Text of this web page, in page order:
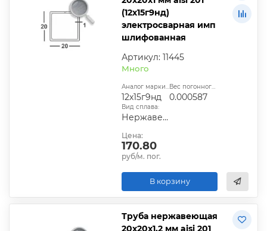
(12х15г9нд)
электросварная имп
шлифованная
Артикул: 11445
Много
Аналог марки стали:
12х15г9нд
Вес погонного метра, т.:
0.000587
Вид сплава:
Нержавеющая сталь
Цена:
170.80
руб/м. пог.
В корзину
Труба нержавеющая
20х20х1,2 мм aisi 201